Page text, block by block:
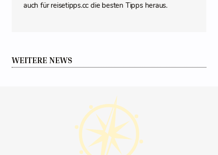
auch für reisetipps.cc die besten Tipps heraus.
WEITERE NEWS